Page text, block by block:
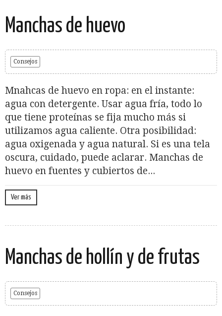
Manchas de huevo
Consejos
Mnahcas de huevo en ropa: en el instante:
agua con detergente. Usar agua fría, todo lo
que tiene proteínas se fija mucho más si
utilizamos agua caliente. Otra posibilidad:
agua oxigenada y agua natural. Si es una tela
oscura, cuidado, puede aclarar. Manchas de
huevo en fuentes y cubiertos de...
Ver más
Manchas de hollín y de frutas
Consejos